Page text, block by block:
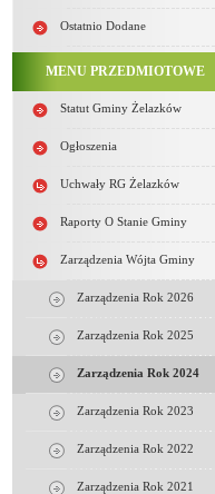
Ostatnio Dodane
MENU PRZEDMIOTOWE
Statut Gminy Żelazków
Ogłoszenia
Uchwały RG Żelazków
Raporty O Stanie Gminy
Zarządzenia Wójta Gminy
Zarządzenia Rok 2026
Zarządzenia Rok 2025
Zarządzenia Rok 2024
Zarządzenia Rok 2023
Zarządzenia Rok 2022
Zarządzenia Rok 2021